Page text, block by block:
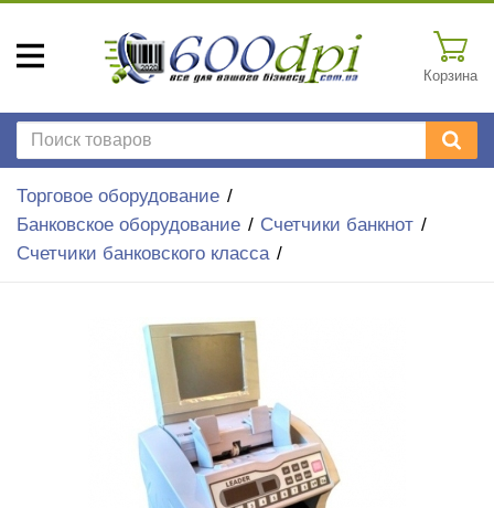
Корзина
Торговое оборудование
Банковское оборудование
Счетчики банкнот
Счетчики банковского класса